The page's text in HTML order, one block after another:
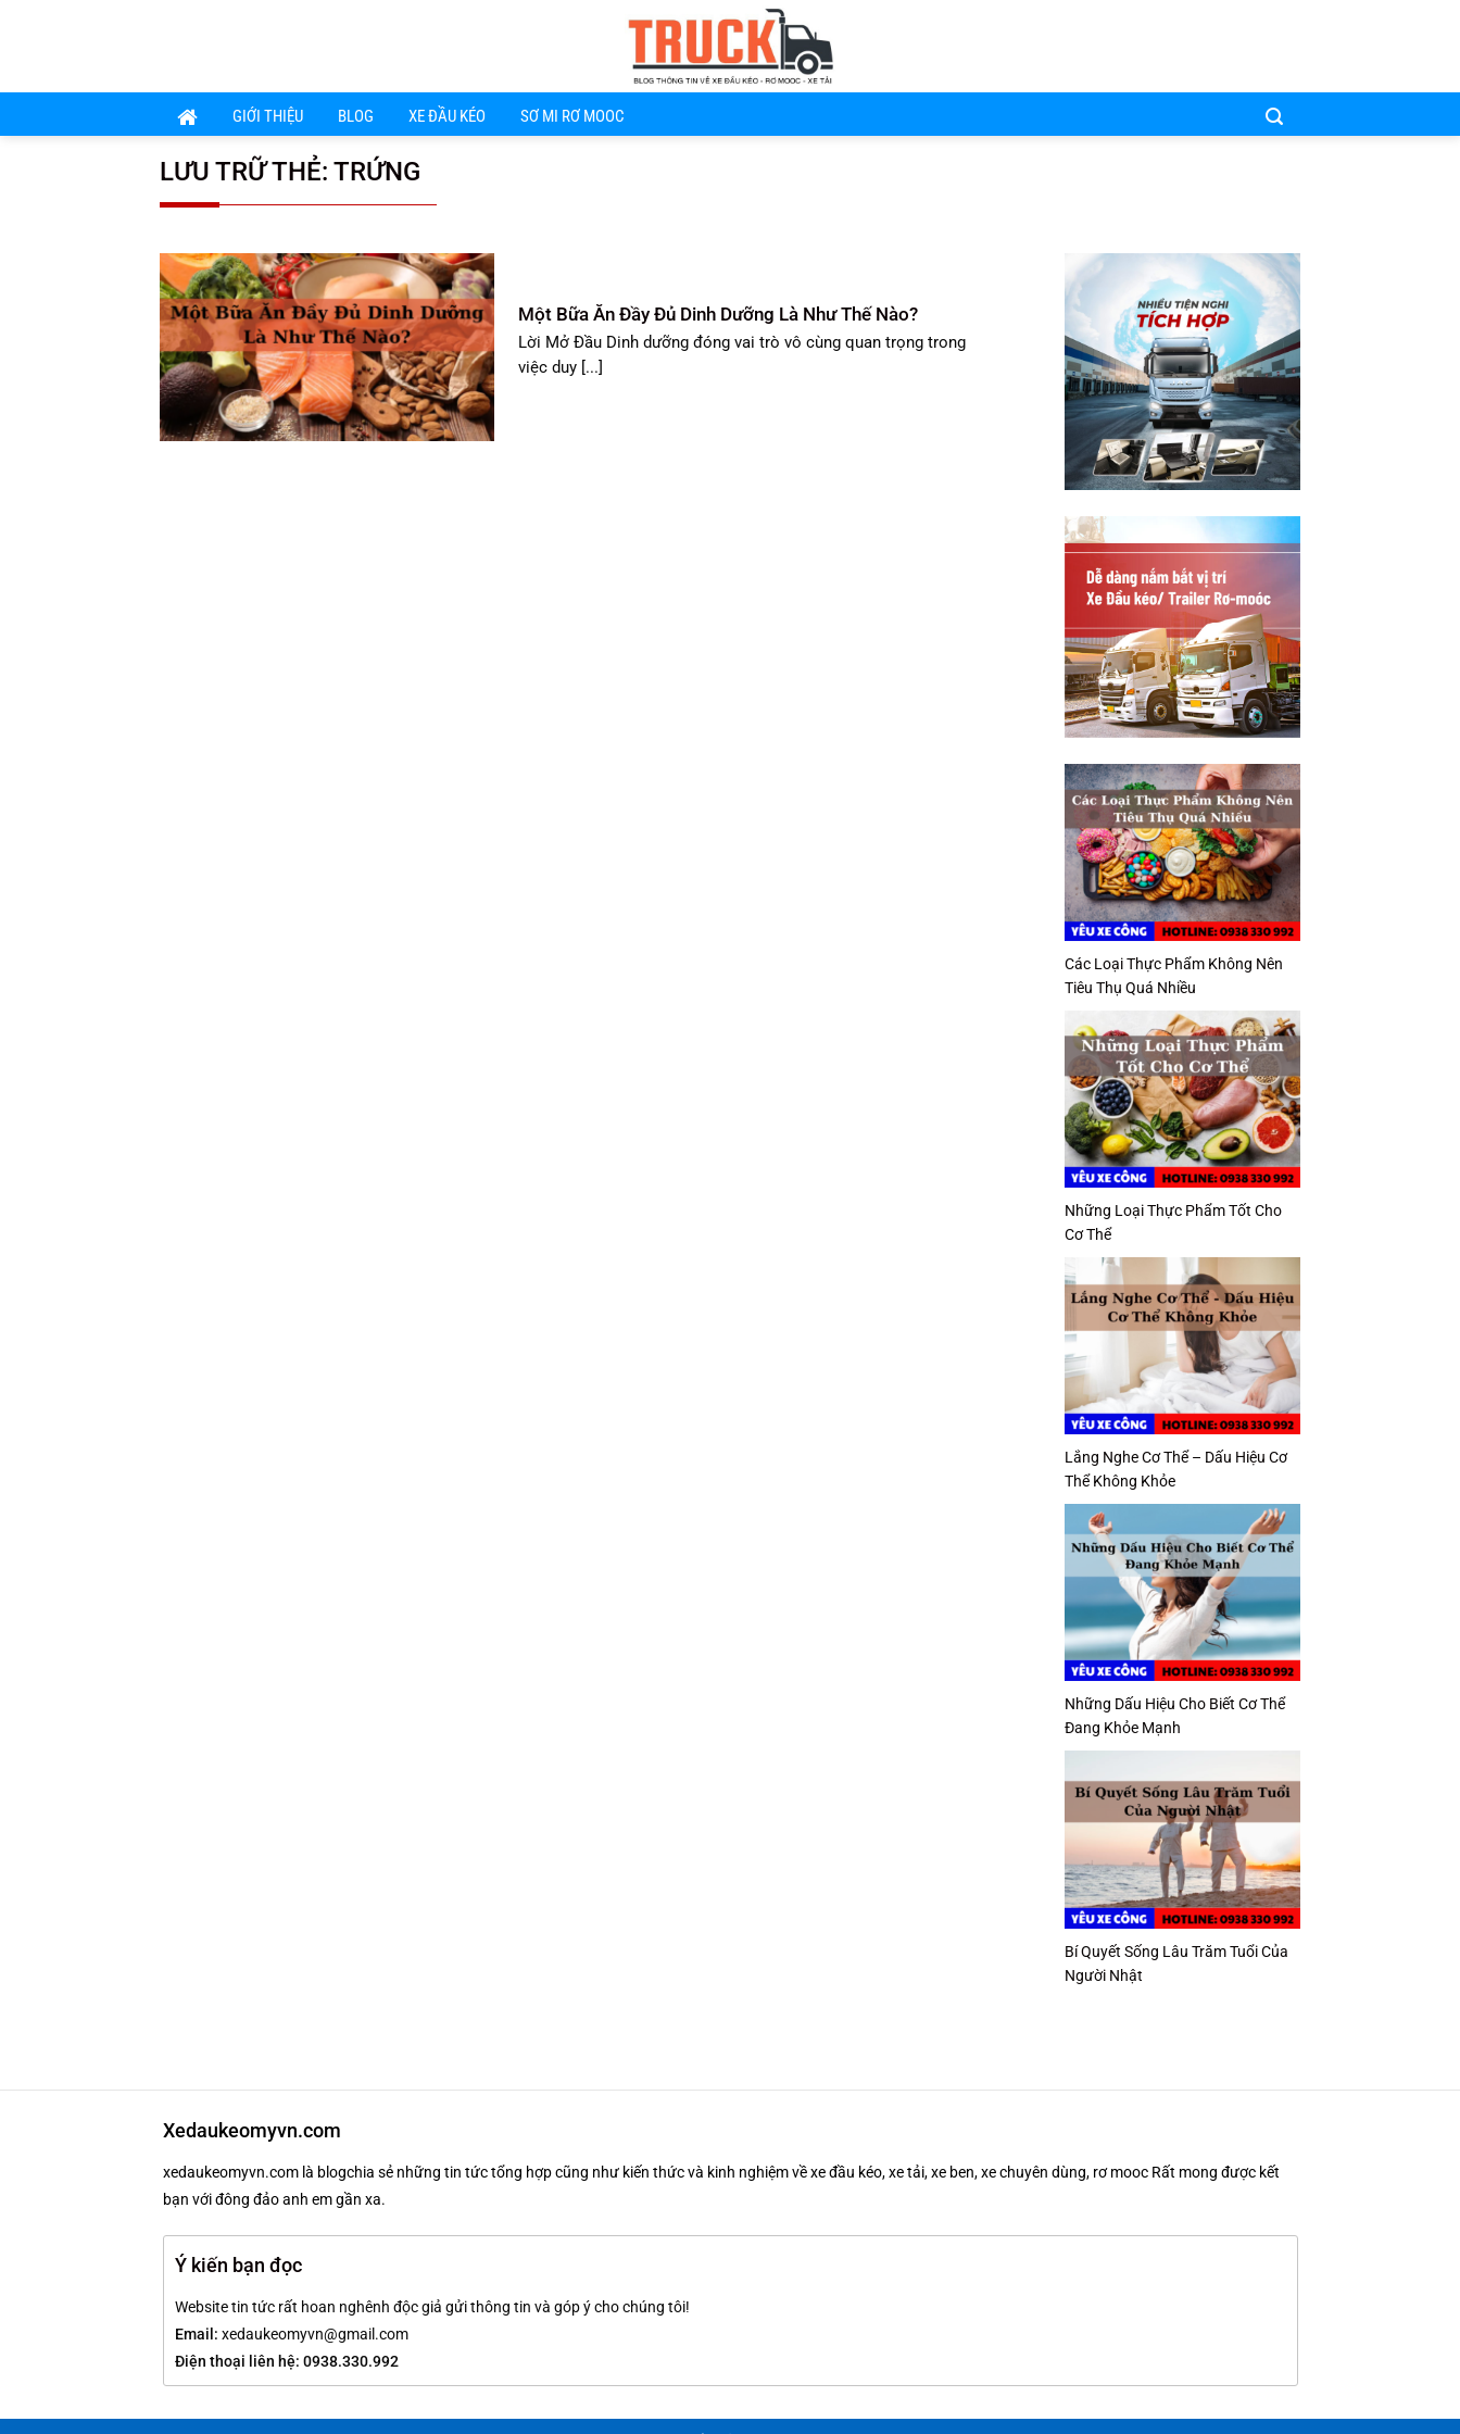
dung
GIỚI THIỆU BLOG XE ĐẦU KÉO SƠ MI RƠ MOOC
LƯU TRỮ THẺ: TRỨNG
Một Bữa Ăn Đầy Đủ Dinh Dưỡng Là Như Thế Nào?
Lời Mở Đầu Dinh dưỡng đóng vai trò vô cùng quan trọng trong
việc duy [...]
Các Loại Thực Phẩm Không Nên
Tiêu Thụ Quá Nhiều
Những Loại Thực Phẩm Tốt Cho
Cơ Thể
Lắng Nghe Cơ Thể – Dấu Hiệu Cơ
Thể Không Khỏe
Những Dấu Hiệu Cho Biết Cơ Thể
Đang Khỏe Mạnh
Bí Quyết Sống Lâu Trăm Tuổi Của
Người Nhật
Xedaukeomyvn.com
xedaukeomyvn.com là blogchia sẻ những tin tức tổng hợp cũng như kiến thức và kinh nghiệm về xe đầu kéo, xe tải, xe ben, xe chuyên dùng, rơ mooc Rất mong được kết
bạn với đông đảo anh em gần xa.
Ý kiến bạn đọc
Website tin tức rất hoan nghênh độc giả gửi thông tin và góp ý cho chúng tôi!
Email: xedaukeomyvn@gmail.com
Điện thoại liên hệ: 0938.330.992